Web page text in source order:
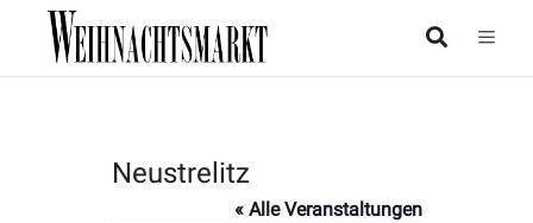
Neustrelitz
« Alle Veranstaltungen